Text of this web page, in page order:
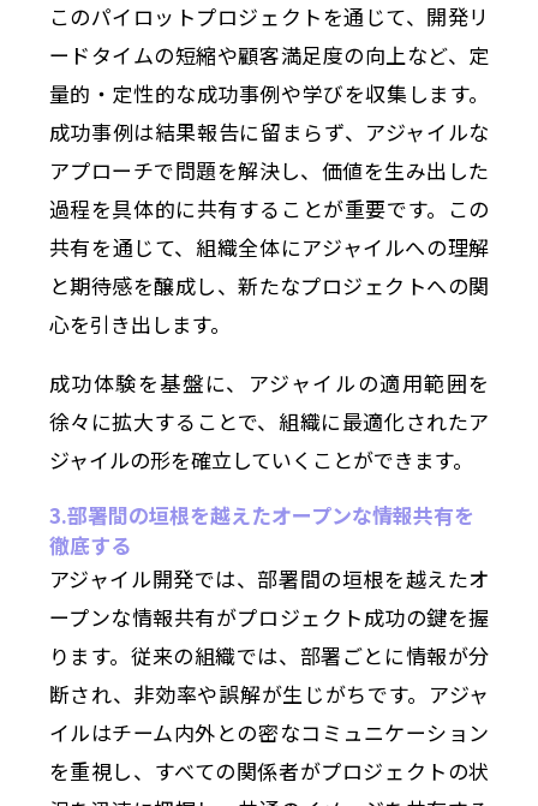
このパイロットプロジェクトを通じて、開発リ
ードタイムの短縮や顧客満足度の向上など、定
量的・定性的な成功事例や学びを収集します。
成功事例は結果報告に留まらず、アジャイルな
アプローチで問題を解決し、価値を生み出した
過程を具体的に共有することが重要です。この
共有を通じて、組織全体にアジャイルへの理解
と期待感を醸成し、新たなプロジェクトへの関
心を引き出します。
成功体験を基盤に、アジャイルの適用範囲を
徐々に拡大することで、組織に最適化されたア
ジャイルの形を確立していくことができます。
3.部署間の垣根を越えたオープンな情報共有を
徹底する
アジャイル開発では、部署間の垣根を越えたオ
ープンな情報共有がプロジェクト成功の鍵を握
ります。従来の組織では、部署ごとに情報が分
断され、非効率や誤解が生じがちです。アジャ
イルはチーム内外との密なコミュニケーション
を重視し、すべての関係者がプロジェクトの状